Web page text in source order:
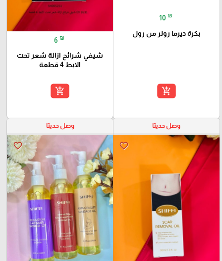
10 ₪
بكرة ديرما رولر من رول
add_shopping_cart
6 ₪
شيفي شرائح ازالة شعر تحت
الابط 4 قطعة
add_shopping_cart
وصل حديثا
favorite_border
وصل حديثا
favorite_border